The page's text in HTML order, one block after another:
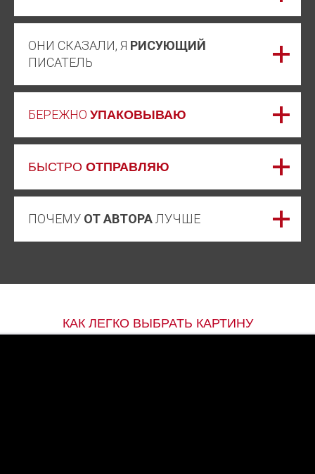
ОНИ СКАЗАЛИ, Я РИСУЮЩИЙ
ПИСАТЕЛЬ
БЕРЕЖНО УПАКОВЫВАЮ
БЫСТРО ОТПРАВЛЯЮ
ПОЧЕМУ ОТ АВТОРАЛУЧШЕ
КАК ЛЕГКО ВЫБРАТЬ КАРТИНУ